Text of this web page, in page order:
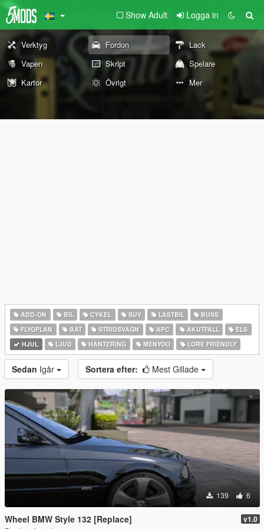
Show Adult Logga in
Verktyg Fordon
Lack
Vapen
Skript
Spelare
Kartor
Övrigt Mer
ADD-ON BIL CYKEL SUV LASTBIL
BUSS
FLYGPLAN
BÅT STRIDSVAGN APC AKUTFALL
ELS
HJUL
LJUD HANTERING MENYOO LORE FRIENDLY
Sedan Igår Sortera efter: Mest Gillade
139 6
Wheel BMW Style 132 [Replace] v1.0